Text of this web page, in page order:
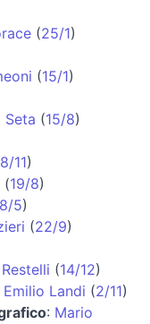
(25/1)
(15/1)
Seta (15/8)
11)
(19/8)
5)
(22/9)
(14/12)
Emilio Landi (2/11)
: Mario